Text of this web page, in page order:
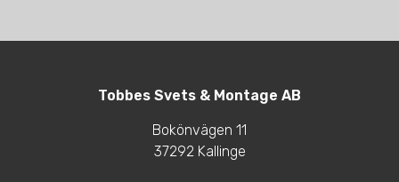
Tobbes Svets & Montage AB
Bokönvägen 11
37292 Kallinge